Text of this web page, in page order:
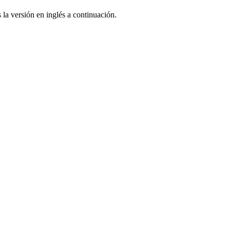
versión en inglés a continuación.